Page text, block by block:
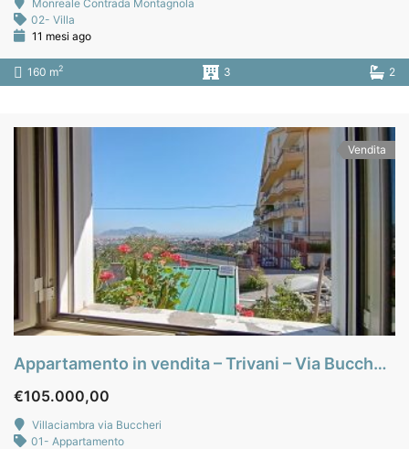
Monreale Contrada Montagnola
02- Villa
11 mesi ago
160 m2 3 2
Vendita
Appartamento in vendita – Trivani – Via Buccheri – zona Villaciambra – Palermo
€105.000,00
Villaciambra via Buccheri
01- Appartamento